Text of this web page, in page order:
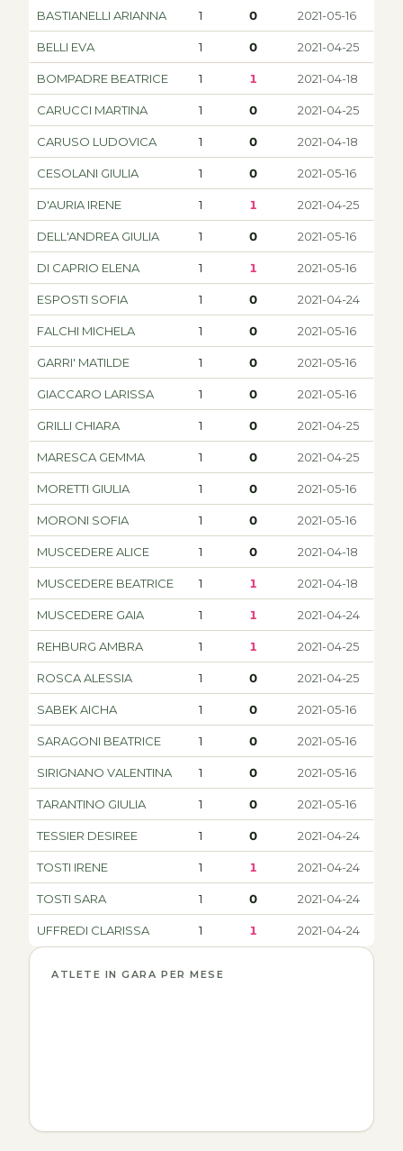
BASTIANELLI ARIANNA 1 0 2021-05-16
BELLI EVA 1 0 2021-04-25
BOMPADRE BEATRICE 1 1 2021-04-18
CARUCCI MARTINA 1 0 2021-04-25
CARUSO LUDOVICA 1 0 2021-04-18
CESOLANI GIULIA 1 0 2021-05-16
D'AURIA IRENE 1 1 2021-04-25
DELL'ANDREA GIULIA 1 0 2021-05-16
DI CAPRIO ELENA 1 1 2021-05-16
ESPOSTI SOFIA 1 0 2021-04-24
FALCHI MICHELA 1 0 2021-05-16
GARRI' MATILDE 1 0 2021-05-16
GIACCARO LARISSA 1 0 2021-05-16
GRILLI CHIARA 1 0 2021-04-25
MARESCA GEMMA 1 0 2021-04-25
MORETTI GIULIA 1 0 2021-05-16
MORONI SOFIA 1 0 2021-05-16
MUSCEDERE ALICE 1 0 2021-04-18
MUSCEDERE BEATRICE 1 1 2021-04-18
MUSCEDERE GAIA 1 1 2021-04-24
REHBURG AMBRA 1 1 2021-04-25
ROSCA ALESSIA 1 0 2021-04-25
SABEK AICHA 1 0 2021-05-16
SARAGONI BEATRICE 1 0 2021-05-16
SIRIGNANO VALENTINA 1 0 2021-05-16
TARANTINO GIULIA 1 0 2021-05-16
TESSIER DESIREE 1 0 2021-04-24
TOSTI IRENE 1 1 2021-04-24
TOSTI SARA 1 0 2021-04-24
UFFREDI CLARISSA 1 1 2021-04-24
ATLETE IN GARA PER MESE